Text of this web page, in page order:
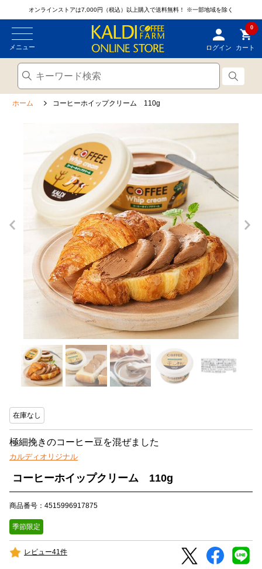
オンラインストアは7,000円（税込）以上購入で送料無料！ ※一部地域を除く
メニュー ログイン
0
カート
ホーム コーヒーホイップクリーム 110g
在庫なし
極細挽きのコーヒー豆を混ぜました
カルディオリジナル
コーヒーホイップクリーム 110g
商品番号：4515996917875
季節限定
レビュー41件